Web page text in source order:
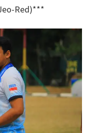
Red)***